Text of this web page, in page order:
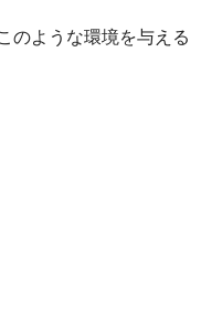
のような環境を与える